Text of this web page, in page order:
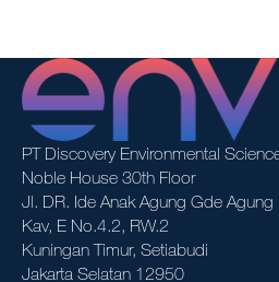
Tentang Kami
PT Discovery Environmental
Noble House 30th Floor
Jl. DR. Ide Anak Agung Gde Agung
Kav, E No.4.2, RW.2
Kuningan Timur, Setiabudi
Jakarta Selatan 12950